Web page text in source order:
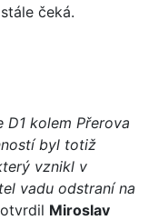
čeká.
D1 kolem Přerova
byl totiž
vznikl v
vadu odstraní na
Miroslav